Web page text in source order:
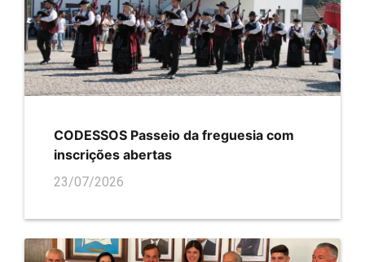
CODESSOS Passeio da freguesia com
inscrições abertas
23/07/2026